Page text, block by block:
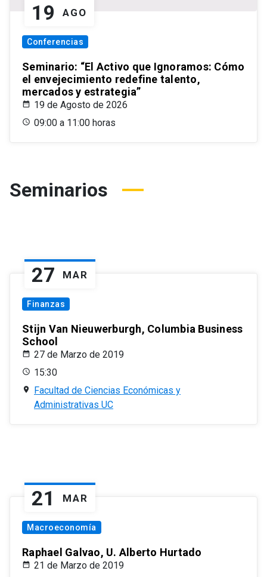
19 AGO
Conferencias
Seminario: “El Activo que Ignoramos: Cómo
el envejecimiento redefine talento,
mercados y estrategia”
19 de Agosto de 2026
09:00 a 11:00 horas
Seminarios
27 MAR
Finanzas
Stijn Van Nieuwerburgh, Columbia Business
School
27 de Marzo de 2019
15:30
Facultad de Ciencias Económicas y
Administrativas UC
21 MAR
Macroeconomía
Raphael Galvao, U. Alberto Hurtado
21 de Marzo de 2019